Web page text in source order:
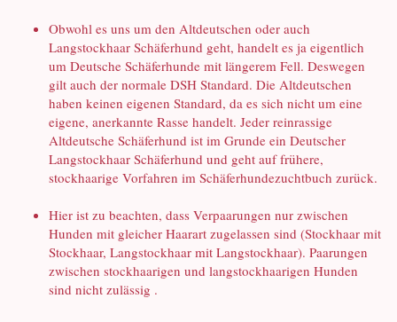
Obwohl es uns um den Altdeutschen oder auch
Langstockhaar Schäferhund geht, handelt es ja eigentlich
um Deutsche Schäferhunde mit längerem Fell. Deswegen
gilt auch der normale DSH Standard. Die Altdeutschen
haben keinen eigenen Standard, da es sich nicht um eine
eigene, anerkannte Rasse handelt. Jeder reinrassige
Altdeutsche Schäferhund ist im Grunde ein Deutscher
Langstockhaar Schäferhund und geht auf frühere,
stockhaarige Vorfahren im Schäferhundezuchtbuch zurück.
Hier ist zu beachten, dass Verpaarungen nur zwischen
Hunden mit gleicher Haarart zugelassen sind (Stockhaar mit
Stockhaar, Langstockhaar mit Langstockhaar). Paarungen
zwischen stockhaarigen und langstockhaarigen Hunden
sind nicht zulässig .